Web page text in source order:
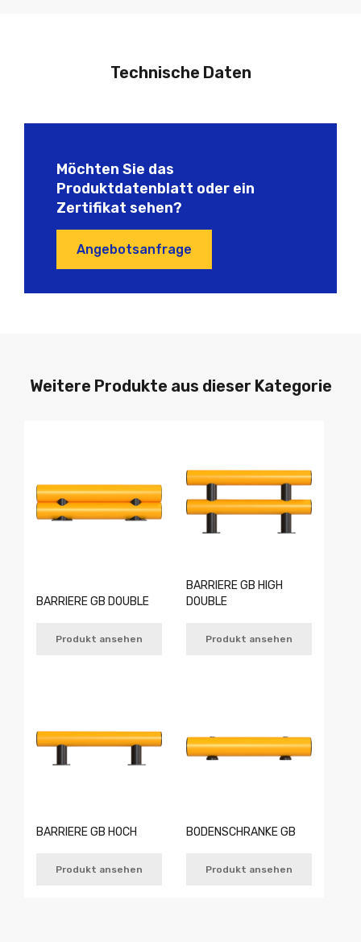
Technische Daten
Möchten Sie das
Produktdatenblatt oder ein
Zertifikat sehen?
Angebotsanfrage
Weitere Produkte aus dieser Kategorie
BARRIERE GB DOUBLE
Produkt ansehen
BARRIERE GB HIGH
DOUBLE
Produkt ansehen
BARRIERE GB HOCH
Produkt ansehen
BODENSCHRANKE GB
Produkt ansehen